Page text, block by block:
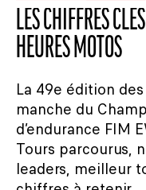
LES CHIFFRES
HEURES MOTOS
La 49e édition
manche du
d’endurance FIM
Tours parcourus,
leaders, meilleur